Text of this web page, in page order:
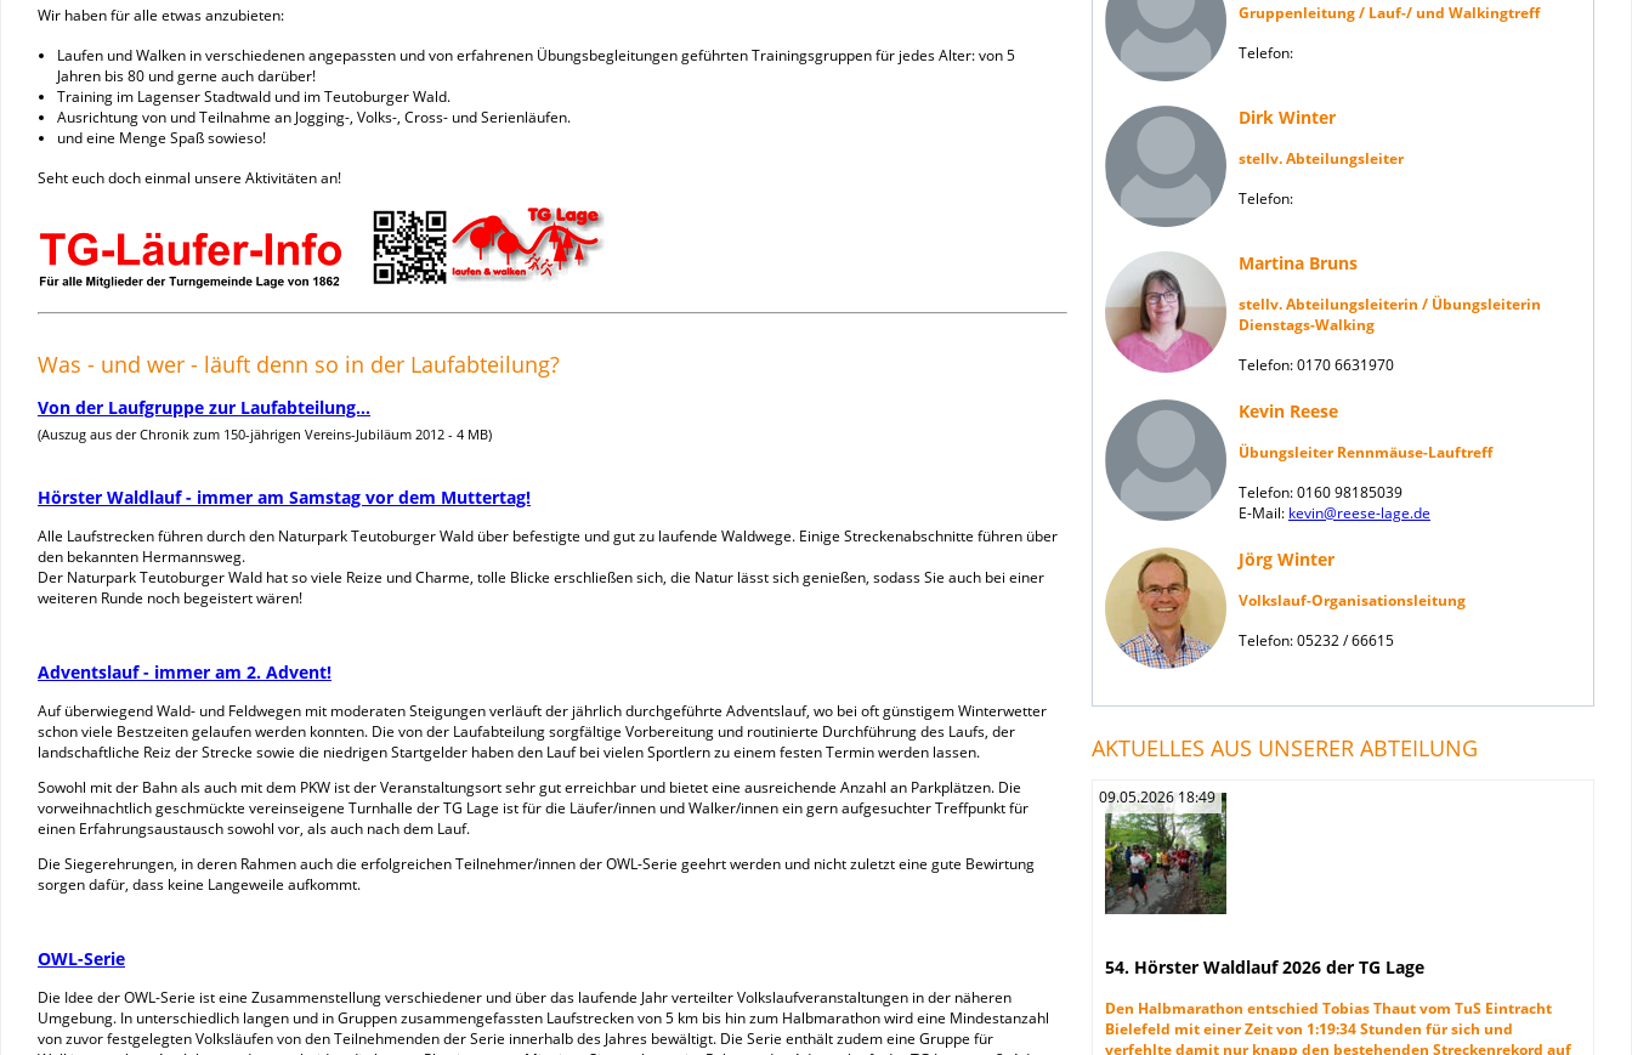
Wir haben für alle etwas anzubieten:
Laufen und Walken in verschiedenen angepassten und von erfahrenen Übungsbegleitungen geführten Trainingsgruppen für jedes Alter: von 5
Jahren bis 80 und gerne auch darüber!
Training im Lagenser Stadtwald und im Teutoburger Wald.
Ausrichtung von und Teilnahme an Jogging-, Volks-, Cross- und Serienläufen.
und eine Menge Spaß sowieso!
Seht euch doch einmal unsere Aktivitäten an!
Was - und wer - läuft denn so in der Laufabteilung?
Von der Laufgruppe zur Laufabteilung...
(Auszug aus der Chronik zum 150-jährigen Vereins-Jubiläum 2012 - 4 MB)
Hörster Waldlauf - immer am Samstag vor dem Muttertag!
Alle Laufstrecken führen durch den Naturpark Teutoburger Wald über befestigte und gut zu laufende Waldwege. Einige Streckenabschnitte führen über
den bekannten Hermannsweg.
Der Naturpark Teutoburger Wald hat so viele Reize und Charme, tolle Blicke erschließen sich, die Natur lässt sich genießen, sodass Sie auch bei einer
weiteren Runde noch begeistert wären!
Adventslauf - immer am 2. Advent!
Auf überwiegend Wald- und Feldwegen mit moderaten Steigungen verläuft der jährlich durchgeführte Adventslauf, wo bei oft günstigem Winterwetter
schon viele Bestzeiten gelaufen werden konnten. Die von der Laufabteilung sorgfältige Vorbereitung und routinierte Durchführung des Laufs, der
landschaftliche Reiz der Strecke sowie die niedrigen Startgelder haben den Lauf bei vielen Sportlern zu einem festen Termin werden lassen.
Sowohl mit der Bahn als auch mit dem PKW ist der Veranstaltungsort sehr gut erreichbar und bietet eine ausreichende Anzahl an Parkplätzen. Die
vorweihnachtlich geschmückte vereinseigene Turnhalle der TG Lage ist für die Läufer/innen und Walker/innen ein gern aufgesuchter Treffpunkt für
einen Erfahrungsaustausch sowohl vor, als auch nach dem Lauf.
Die Siegerehrungen, in deren Rahmen auch die erfolgreichen Teilnehmer/innen der OWL-Serie geehrt werden und nicht zuletzt eine gute Bewirtung
sorgen dafür, dass keine Langeweile aufkommt.
OWL-Serie
Die Idee der OWL-Serie ist eine Zusammenstellung verschiedener und über das laufende Jahr verteilter Volkslaufveranstaltungen in der näheren
Umgebung. In unterschiedlich langen und in Gruppen zusammengefassten Laufstrecken von 5 km bis hin zum Halbmarathon wird eine Mindestanzahl
von zuvor festgelegten Volksläufen von den Teilnehmenden der Serie innerhalb des Jahres bewältigt. Die Serie enthält zudem eine Gruppe für
Gruppenleitung / Lauf-/ und Walkingtreff
Telefon:
Dirk Winter
stellv. Abteilungsleiter
Telefon:
Martina Bruns
stellv. Abteilungsleiterin / Übungsleiterin
Dienstags-Walking
Telefon: 0170 6631970
Kevin Reese
Übungsleiter Rennmäuse-Lauftreff
Telefon: 0160 98185039
E-Mail: kevin@reese-lage.de
Jörg Winter
Volkslauf-Organisationsleitung
Telefon: 05232 / 66615
AKTUELLES AUS UNSERER ABTEILUNG
09.05.2026 18:49
54. Hörster Waldlauf 2026 der TG Lage
Den Halbmarathon entschied Tobias Thaut vom TuS Eintracht
Bielefeld mit einer Zeit von 1:19:34 Stunden für sich und
verfehlte damit nur knapp den bestehenden Streckenrekord auf